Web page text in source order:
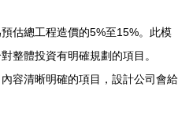
預估總工程造價的5%至15%。此模
整體投資有明確規劃的項目。
內容清晰明確的項目，設計公司會給